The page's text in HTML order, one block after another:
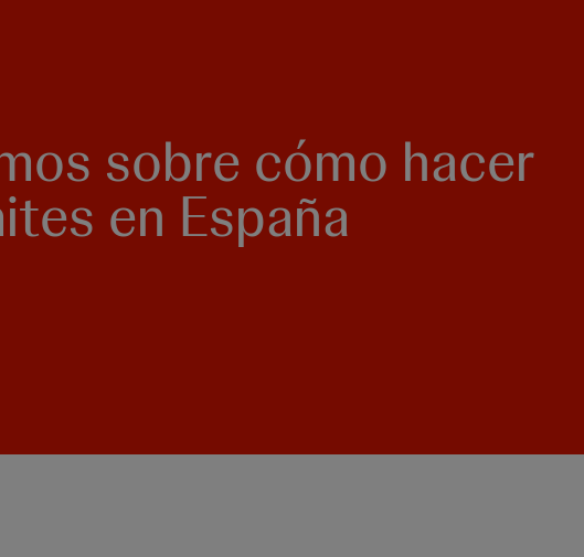
sobre cómo hacer
en España